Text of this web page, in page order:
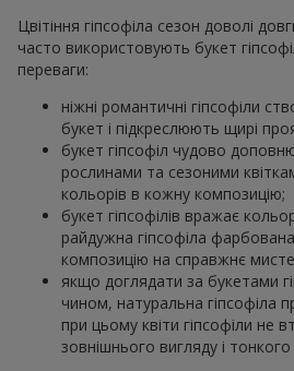
Цвітіння гіпсофіла сезон доволі
часто використовують букет
переваги:
ніжні романтичні гіпсофіли
букет і підкреслюють щирі
букет гіпсофіл чудово
рослинами та сезоними
кольорів в кожну композицію;
букет гіпсофілів вражає
райдужна гіпсофіла
композицію на справжнє
якщо доглядати за букетами
чином, натуральна гіпсофіла
при цьому квіти гіпсофіли не
зовнішнього вигляду і